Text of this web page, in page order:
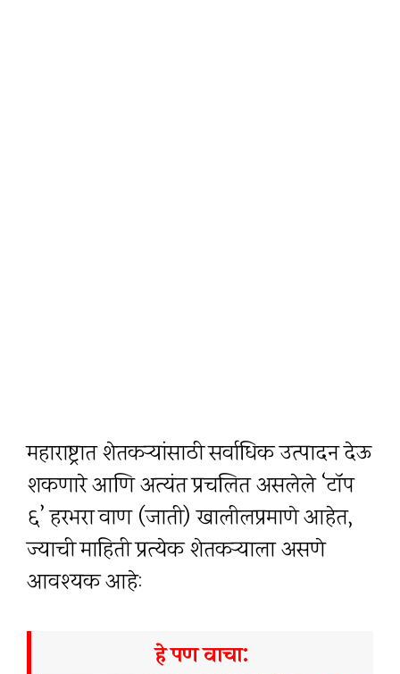
महाराष्ट्रात शेतकऱ्यांसाठी सर्वाधिक उत्पादन देऊ
शकणारे आणि अत्यंत प्रचलित असलेले ‘टॉप
६’ हरभरा वाण (जाती) खालीलप्रमाणे आहेत,
ज्याची माहिती प्रत्येक शेतकऱ्याला असणे
आवश्यक आहे:
हे पण वाचा: